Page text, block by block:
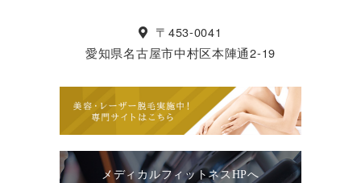
〒453-0041
愛知県名古屋市中村区本陣通2-19
メディカルフィットネスHPへ